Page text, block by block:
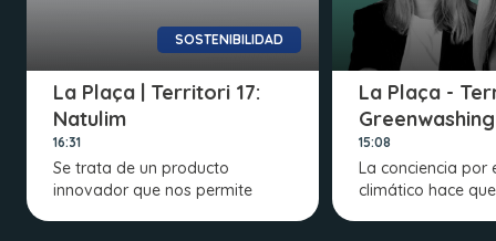
SOSTENIBILIDAD
La Plaça | Territori 17:
Natulim
16:31
Se trata de un producto
innovador que nos permite
La Plaça -
Greenwashing
15:08
La conciencia por
climático hace